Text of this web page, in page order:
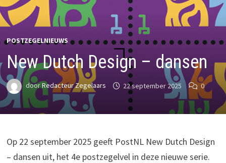
POSTZEGELNIEUWS
New Dutch Design – dansen
doorRedacteur Zegelaars 22 september 2025 0
Op 22 september 2025 geeft PostNL New Dutch Design
– dansen uit, het 4e postzegelvel in deze nieuwe serie.